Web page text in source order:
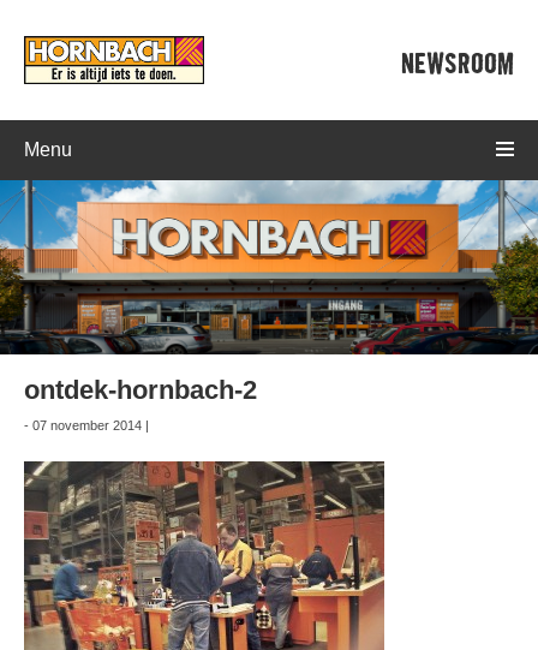
NEWSROOM
Menu
ontdek-hornbach-2
- 07 november 2014 |